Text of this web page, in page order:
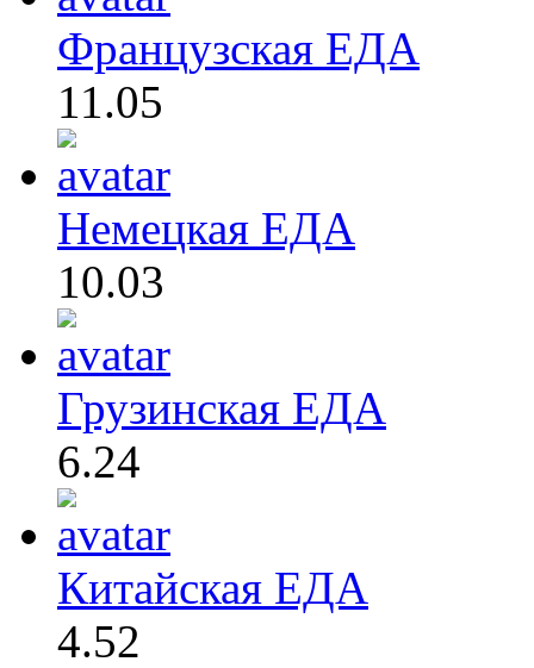
Французская ЕДА
11.05
Немецкая ЕДА
10.03
Грузинская ЕДА
6.24
Китайская ЕДА
4.52